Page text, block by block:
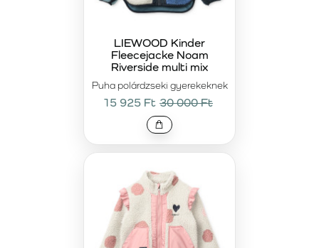
Puha polárdzseki gyerekeknek
LIEWOOD Kinder
Fleecejacke Noam
Riverside multi mix
15 925 Ft 30 000 Ft